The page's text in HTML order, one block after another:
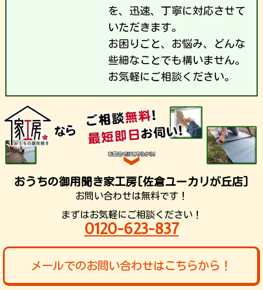
を、迅速、丁寧に対応させて
いただきます。
お困りごと、お悩み、どんな
些細なことでも構いません。
お気軽にご相談ください。
おうちの御用聞き家工房[佐倉ユーカリが丘店]
お問い合わせは無料です！
まずはお気軽にご相談ください！
0120-623-837
メールでのお問い合わせはこちらから！